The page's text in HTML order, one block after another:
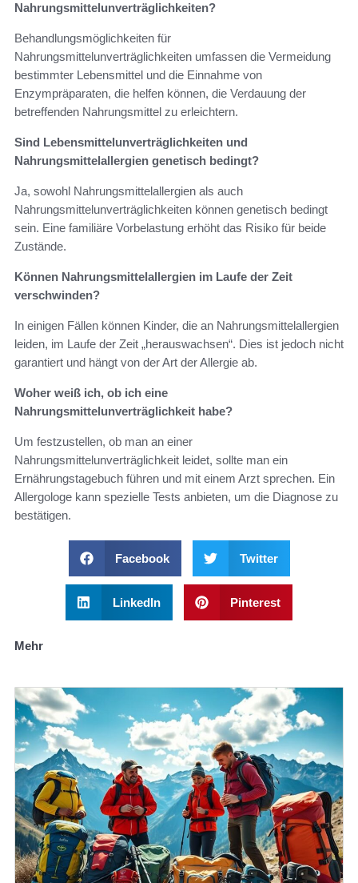
Nahrungsmittelunverträglichkeiten?
Behandlungsmöglichkeiten für
Nahrungsmittelunverträglichkeiten umfassen die Vermeidung
bestimmter Lebensmittel und die Einnahme von
Enzympräparaten, die helfen können, die Verdauung der
betreffenden Nahrungsmittel zu erleichtern.
Sind Lebensmittelunverträglichkeiten und
Nahrungsmittelallergien genetisch bedingt?
Ja, sowohl Nahrungsmittelallergien als auch
Nahrungsmittelunverträglichkeiten können genetisch bedingt
sein. Eine familiäre Vorbelastung erhöht das Risiko für beide
Zustände.
Können Nahrungsmittelallergien im Laufe der Zeit
verschwinden?
In einigen Fällen können Kinder, die an Nahrungsmittelallergien
leiden, im Laufe der Zeit „herauswachsen“. Dies ist jedoch nicht
garantiert und hängt von der Art der Allergie ab.
Woher weiß ich, ob ich eine
Nahrungsmittelunverträglichkeit habe?
Um festzustellen, ob man an einer
Nahrungsmittelunverträglichkeit leidet, sollte man ein
Ernährungstagebuch führen und mit einem Arzt sprechen. Ein
Allergologe kann spezielle Tests anbieten, um die Diagnose zu
bestätigen.
Facebook Twitter
LinkedIn Pinterest
Mehr